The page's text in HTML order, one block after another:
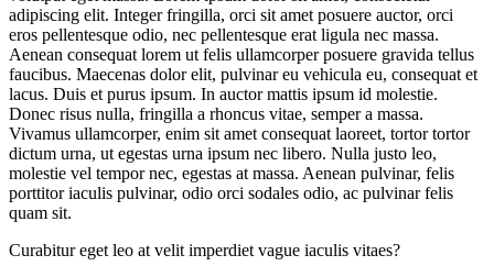
adipiscing elit. Integer fringilla, orci sit amet posuere auctor, orci
eros pellentesque odio, nec pellentesque erat ligula nec massa.
Aenean consequat lorem ut felis ullamcorper posuere gravida tellus
faucibus. Maecenas dolor elit, pulvinar eu vehicula eu, consequat et
lacus. Duis et purus ipsum. In auctor mattis ipsum id molestie.
Donec risus nulla, fringilla a rhoncus vitae, semper a massa.
Vivamus ullamcorper, enim sit amet consequat laoreet, tortor tortor
dictum urna, ut egestas urna ipsum nec libero. Nulla justo leo,
molestie vel tempor nec, egestas at massa. Aenean pulvinar, felis
porttitor iaculis pulvinar, odio orci sodales odio, ac pulvinar felis
quam sit.
Curabitur eget leo at velit imperdiet vague iaculis vitaes?